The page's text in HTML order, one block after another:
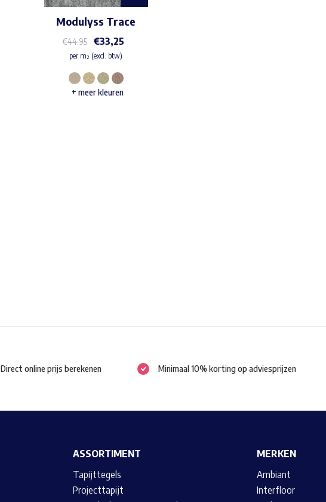
Modulyss Trace
€44,95 €33,25
per m² (excl. btw)
Dit
+ meer kleuren
Direct online prijs berekenen Minimaal 10% korting op adviesprijzen
ASSORTIMENT
Tapijttegels
Projecttapijt
MERKEN
Ambiant
Interfloor